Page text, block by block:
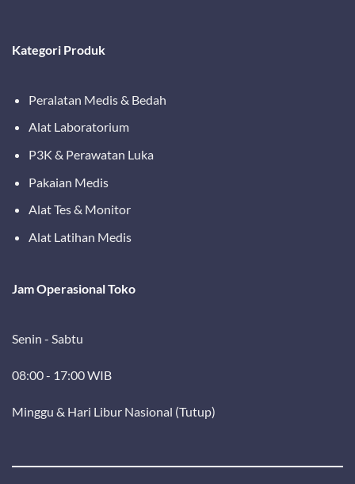
Kategori Produk
Peralatan Medis & Bedah
Alat Laboratorium
P3K & Perawatan Luka
Pakaian Medis
Alat Tes & Monitor
Alat Latihan Medis
Jam Operasional Toko
Senin - Sabtu
08:00 - 17:00 WIB
Minggu & Hari Libur Nasional (Tutup)